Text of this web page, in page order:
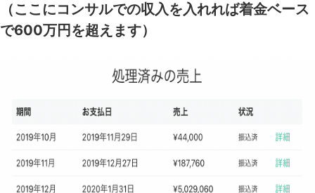
（ここにコンサルでの収入を入れれば着金ベース
で600万円を超えます）